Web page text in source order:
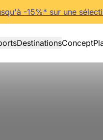
-15%* sur une
DestinationsConcept